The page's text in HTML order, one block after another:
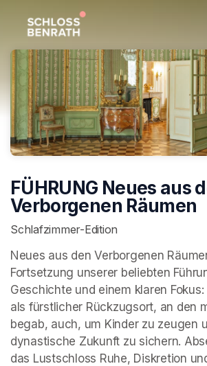
FÜHRUNG Neues aus
Verborgenen Räumen
Schlafzimmer-Edition
Neues aus den Verborgenen
Fortsetzung unserer beliebten
Geschichte und einem klaren
als fürstlicher Rückzugsort, an den
begab, auch, um Kinder zu zeugen
dynastische Zukunft zu sichern.
das Lustschloss Ruhe, Diskretion